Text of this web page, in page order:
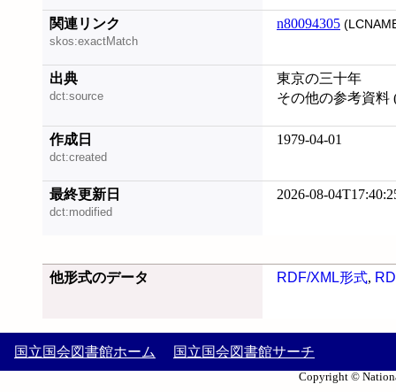
関連リンク
skos:exactMatch
n80094305
出典
dct:source
東京の三十年
その他の参考資料
作成日
dct:created
1979-04-01
最終更新日
dct:modified
2026-08-
他形式のデータ RDF/XML形式,
国立国会図書館ホーム 国立国会図書館サーチ
Copyright ©